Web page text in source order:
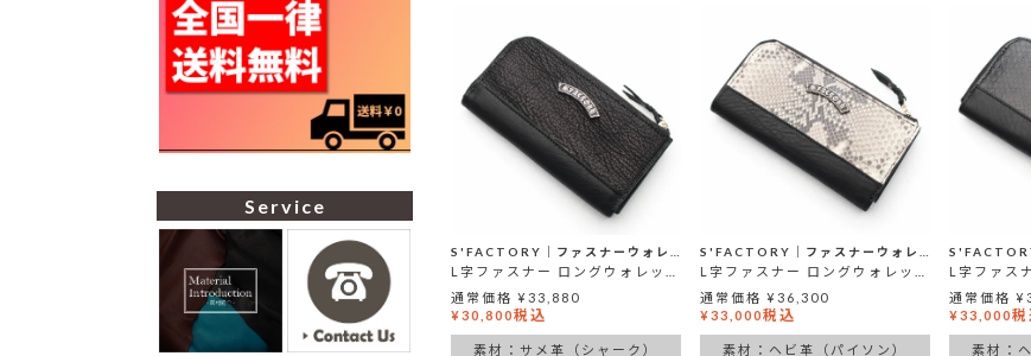
Service
通常価格 ¥ 33,880
¥30,800税込
素材：サメ革（シャーク）
通常価格 ¥ 36,300
¥33,000税込
素材：ヘビ革（パイソン）
通常価格 ¥
¥33,000税
素材：